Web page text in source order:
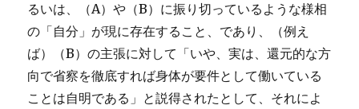
るいは、（A）や（B）に振り切っているような様相
の「自分」が現に存在すること、であり、（例え
ば）（B）の主張に対して「いや、実は、還元的な方
向で省察を徹底すれば身体が要件として働いている
ことは自明である」と説得されたとして、それによ